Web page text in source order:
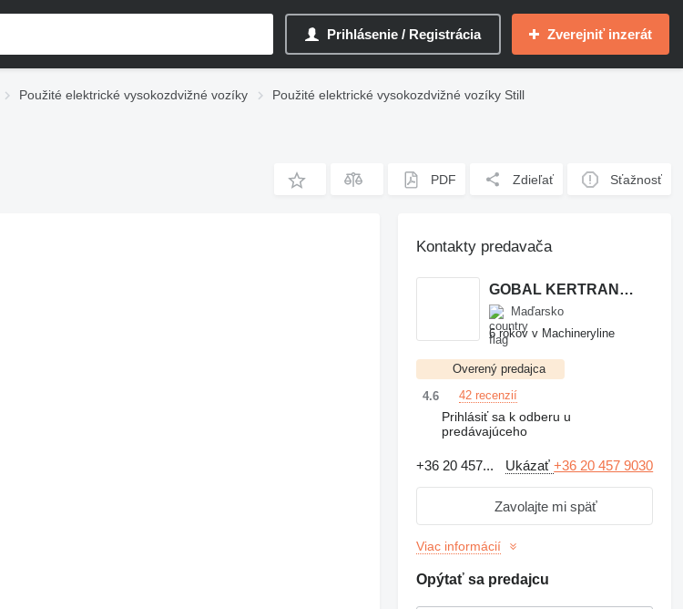
Prihlásenie / Registrácia Zverejniť inzerát
Použité elektrické vysokozdvižné vozíky
Použité elektrické vysokozdvižné vozíky Still
PDF Zdieľať Sťažnosť
Kontakty predavača
GOBAL KERTRANSZ KERESKEDELMI ES SZOLGALTATO KFT.
Maďarsko
6 rokov v Machineryline
Overený predajca
4.6
42 recenzií
Prihlásiť sa k odberu u
predávajúceho
+36 20 457... Ukázať+36 20 457 9030
Zavolajte mi späť
Viac informácií
Opýtať sa predajcu